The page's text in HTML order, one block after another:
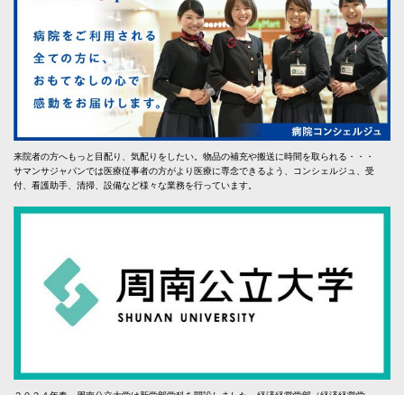
来院者の方へもっと目配り、気配りをしたい。物品の補充や搬送に時間を取られる・・・
サマンサジャパンでは医療従事者の方がより医療に専念できるよう、コンシェルジュ、受
付、看護助手、清掃、設備など様々な業務を行っています。